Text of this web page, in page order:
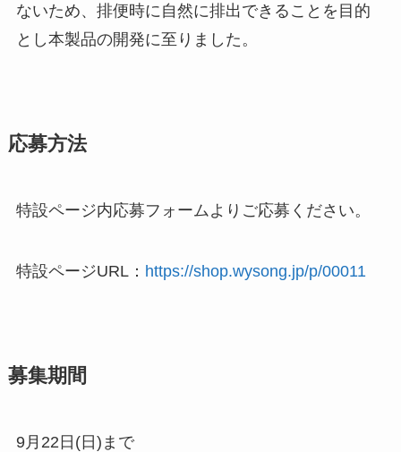
ないため、排便時に自然に排出できることを目的
とし本製品の開発に至りました。
応募方法
特設ページ内応募フォームよりご応募ください。
特設ページURL： https://shop.wysong.jp/p/00011
募集期間
9月22日(日)まで